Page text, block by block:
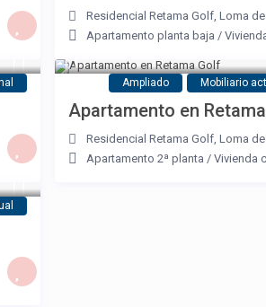
Residencial Retama Golf,Loma
Apartamento planta baja /
Ampliado Mobiliario
Apartamento en
Residencial Retama Golf,Loma
Apartamento 2ª planta /Vivienda